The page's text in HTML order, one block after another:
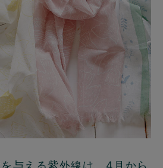
与える紫外線は、4月から